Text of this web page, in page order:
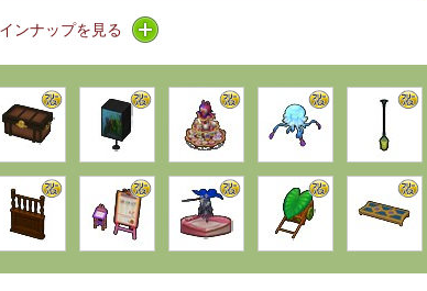
ンナップを見る アイコン / ラインナップを開く、閉じる